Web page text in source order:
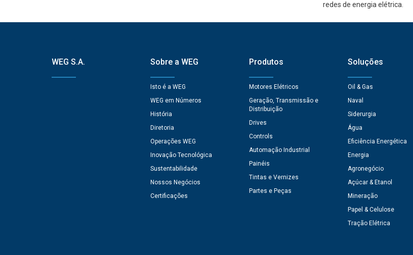
redes de energia elétrica.
WEG S.A. Sobre a WEG
Isto é a WEG
WEG em Números
História
Diretoria
Operações WEG
Inovação Tecnológica
Sustentabilidade
Nossos Negócios
Certificações
Produtos
Motores Elétricos
Geração, Transmissão e
Distribuição
Drives
Controls
Automação Industrial
Painéis
Tintas e Vernizes
Partes e Peças
Soluções
Oil & Gas
Naval
Siderurgia
Água
Eficiência Energética
Energia
Agronegócio
Açúcar & Etanol
Mineração
Papel & Celulose
Tração Elétrica